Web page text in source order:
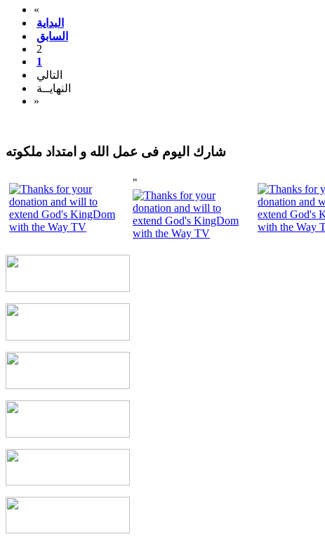
«
البداية
السابق
2
1
التالي
النهايــة
»
شارك اليوم فى عمل الله و امتداد ملكوته
"